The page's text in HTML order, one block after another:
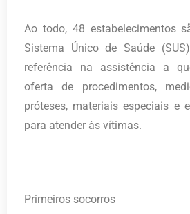
Ao todo, 48 estabelecimentos
Sistema Único de Saúde
referência na assistência a
oferta de procedimentos,
próteses, materiais especiais e
para atender às vítimas.
Primeiros socorros